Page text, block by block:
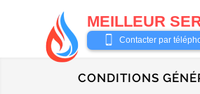
MEILLEUR
0487 62
Contacter par
CONDITIONS